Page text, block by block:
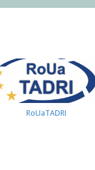
RoUaTADRI